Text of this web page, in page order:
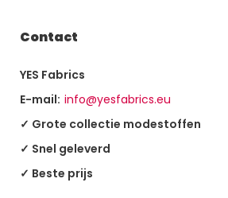
Contact
YES Fabrics
E-mail: info@yesfabrics.eu
✓ Grote collectie modestoffen
✓ Snel geleverd
✓ Beste prijs